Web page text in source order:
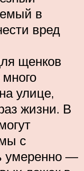
в
вред
щенков
улице,
жизни. В
с
умеренно —